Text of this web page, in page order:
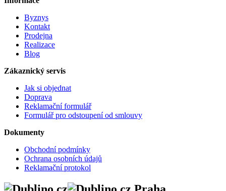
Byznys
Kontakt
Prodejna
Realizace
Blog
Zákaznický servis
Jak si objednat
Doprava
Reklamační formulář
Formulář pro odstoupení od smlouvy
Dokumenty
Obchodní podmínky
Ochrana osobních údajů
Reklamační protokol